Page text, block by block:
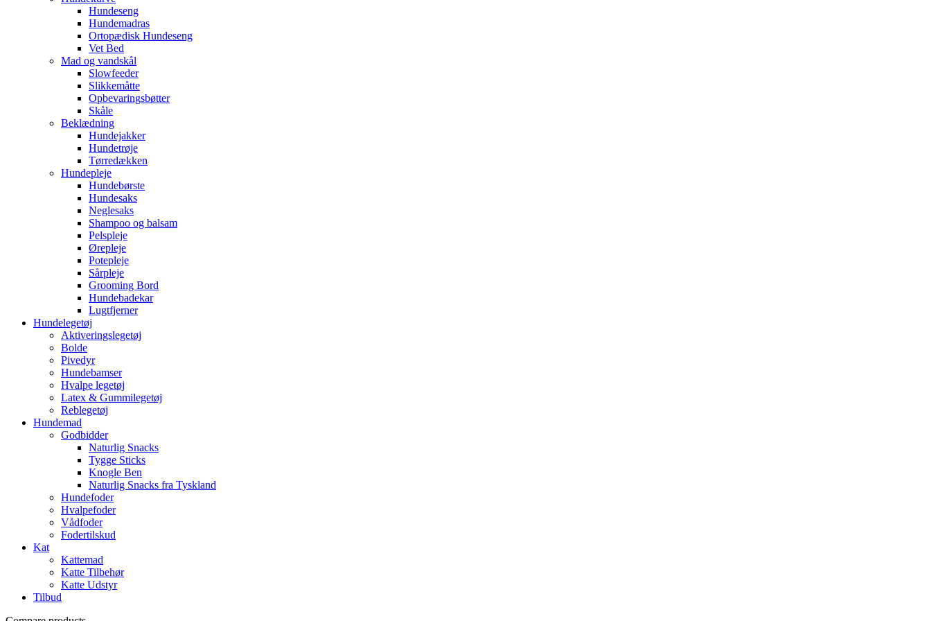
Hundeseng
Hundemadras
Ortopædisk Hundeseng
Vet Bed
Mad og vandskål
Slowfeeder
Slikkemåtte
Opbevaringsbøtter
Skåle
Beklædning
Hundejakker
Hundetrøje
Tørredækken
Hundepleje
Hundebørste
Hundesaks
Neglesaks
Shampoo og balsam
Pelspleje
Ørepleje
Potepleje
Sårpleje
Grooming Bord
Hundebadekar
Lugtfjerner
Hundelegetøj
Aktiveringslegetøj
Bolde
Pivedyr
Hundebamser
Hvalpe legetøj
Latex & Gummilegetøj
Reblegetøj
Hundemad
Godbidder
Naturlig Snacks
Tygge Sticks
Knogle Ben
Naturlig Snacks fra Tyskland
Hundefoder
Hvalpefoder
Vådfoder
Fodertilskud
Kat
Kattemad
Katte Tilbehør
Katte Udstyr
Tilbud